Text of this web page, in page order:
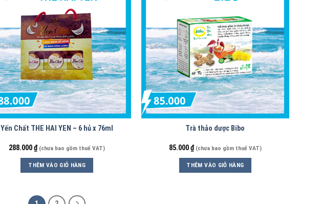
Yến Chất THE HAI YEN – 6 hủ x 76ml
288.000₫ (chưa bao gồm thuế VAT)
THÊM VÀO GIỎ HÀNG
Trà thảo dược Bibo
85.000₫ (chưa bao gồm thuế VAT)
THÊM VÀO GIỎ HÀNG